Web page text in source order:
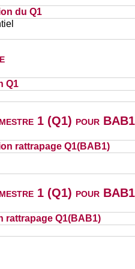
du Q1
Q1
1 (Q1) pour
rattrapage Q1(BAB1)
1 (Q1) pour BAB1
rattrapage Q1(BAB1)